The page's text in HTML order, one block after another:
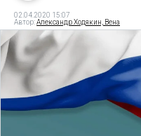
02.04.2020 15:07
Автор:Александр Ходякин, Вена